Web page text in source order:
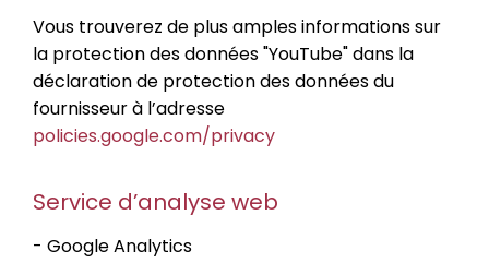
Vous trouverez de plus amples informations sur
la protection des données "YouTube" dans la
déclaration de protection des données du
fournisseur à l’adresse
policies.google.com/privacy
Service d’analyse web
- Google Analytics